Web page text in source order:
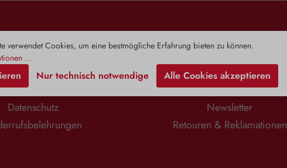
Impressum
AGB
Datenschutz
Informationen
Zahlung & Versand
Kontaktformular
Newsletter
Retouren & Reklamationen
verwendet Cookies, um eine bestmögliche Erfahrung bieten zu können.
...
Nur technisch notwendige Alle Cookies akzeptieren